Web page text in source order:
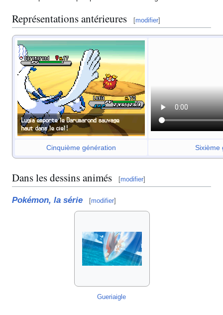
Représentations antérieures [modifier]
Cinquième génération Sixième
Dans les dessins animés [modifier]
Pokémon, la série [modifier]
Gueriaigle